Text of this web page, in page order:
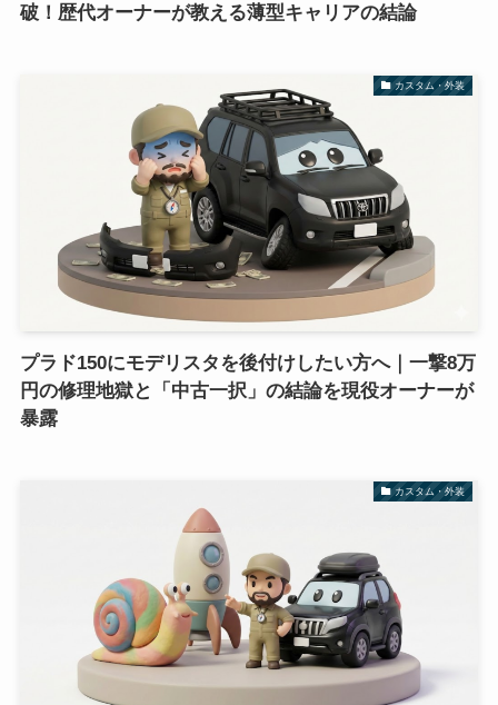
破！歴代オーナーが教える薄型キャリアの結論
カスタム・外装
プラド150にモデリスタを後付けしたい方へ｜一撃8万
円の修理地獄と「中古一択」の結論を現役オーナーが
暴露
カスタム・外装